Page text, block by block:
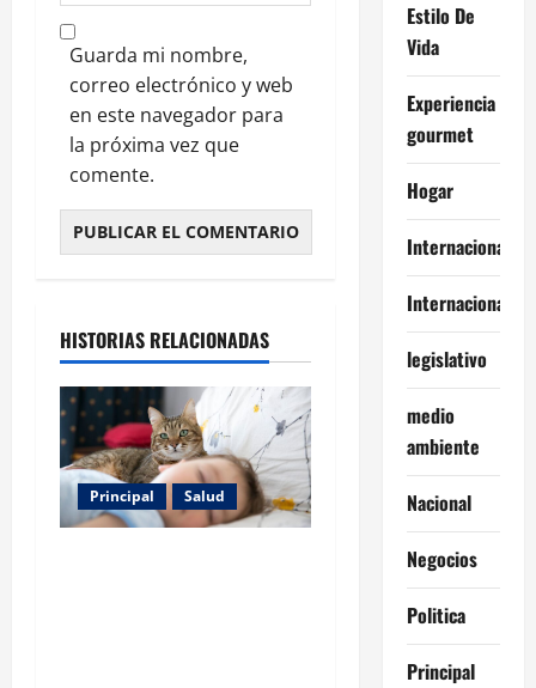
Guarda mi nombre,
correo electrónico y web
en este navegador para
la próxima vez que
comente.
HISTORIAS RELACIONADAS
Principal Salud
Estilo De
Vida
Experiencia
gourmet
Hogar
Internacional
Internacionales
legislativo
medio
ambiente
Nacional
Negocios
Politica
Principal